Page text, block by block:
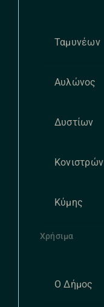
Ταμυνέων
Αυλώνος
Δυστίων
Κονιστρών
Κύμης
Χρήσιμα
Ο Δήμος